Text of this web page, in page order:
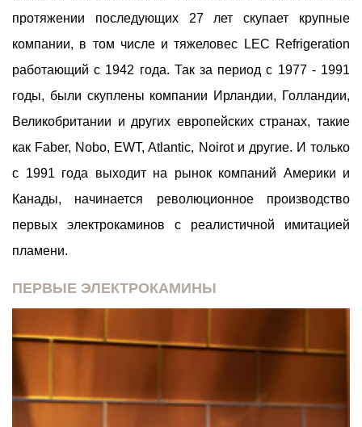
протяжении последующих 27 лет скупает крупные
компании, в том числе и тяжеловес LEC Refrigeration
работающий с 1942 года. Так за период с 1977 - 1991
годы, были скуплены компании Ирландии, Голландии,
Великобритании и других европейских странах, такие
как Faber, Nobo, EWT, Atlantic, Noirot и другие. И только
с 1991 года выходит на рынок компаний Америки и
Канады, начинается революционное производство
первых электрокаминов с реалистичной имитацией
пламени.
ПЕРВЫЕ ЭЛЕКТРОКАМИНЫ